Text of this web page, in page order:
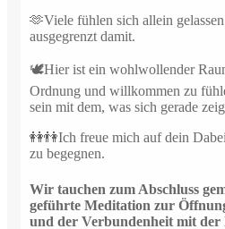
🫶Viele fühlen sich allein
ausgegrenzt damit.
🕊Hier ist ein wohlwollender
Ordnung und willkommen zu
sein mit dem, was sich gerade
👭👫Ich freue mich auf dein
zu begegnen.
Wir tauchen zum Abschluss
geführte Meditation zur
und der Verbundenheit mit der